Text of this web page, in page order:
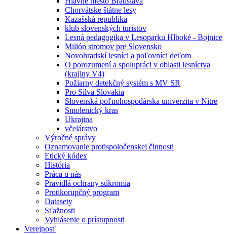
Chorvátske štátne lesy
Kazašská republika
klub slovenských turistov
Lesná pedagogika v Lesoparku Hlboké - Bojnice
Milión stromov pre Slovensko
Novohradskí lesníci a poľovníci deťom
O porozumení a spolupráci v oblasti lesníctva
(krajiny V4)
Požiarny detekčný systém s MV SR
Pro Silva Slovakia
Slovenská poľnohospodárska univerzita v Nitre
Smolenický kras
Ukrajina
včelárstvo
Výročné správy
Oznamovanie protispoločenskej činnosti
Etický kódex
História
Práca u nás
Pravidlá ochrany súkromia
Protikorupčný program
Datasety
Sťažnosti
Vyhlásenie o prístupnosti
Verejnosť